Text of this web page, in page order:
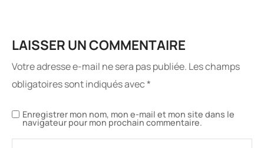
LAISSER UN COMMENTAIRE
Votre adresse e-mail ne sera pas publiée. Les champs
obligatoires sont indiqués avec*
Enregistrer mon nom, mon e-mail et mon site dans le
navigateur pour mon prochain commentaire.